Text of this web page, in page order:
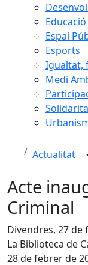
Espai
Esports
Igualtat,
Medi
Actualitat
Acte
Criminal
Divendres, 27 de
La Biblioteca de
28 de febrer de